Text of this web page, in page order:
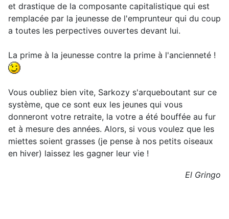
et drastique de la composante capitalistique qui est
remplacée par la jeunesse de l'emprunteur qui du coup
a toutes les perpectives ouvertes devant lui.
La prime à la jeunesse contre la prime à l'ancienneté !
Vous oubliez bien vite, Sarkozy s'arqueboutant sur ce
système, que ce sont eux les jeunes qui vous
donneront votre retraite, la votre a été bouffée au fur
et à mesure des années. Alors, si vous voulez que les
miettes soient grasses (je pense à nos petits oiseaux
en hiver) laissez les gagner leur vie !
El Gringo